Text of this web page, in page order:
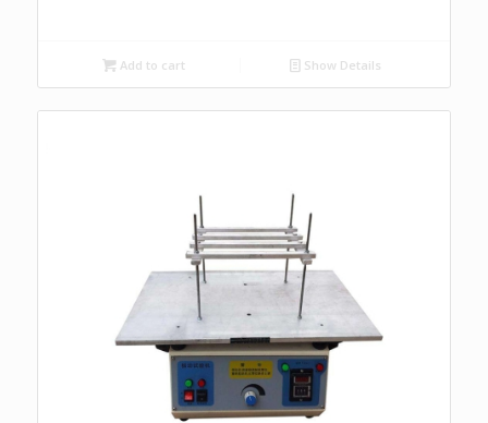
Add to cart Show Details